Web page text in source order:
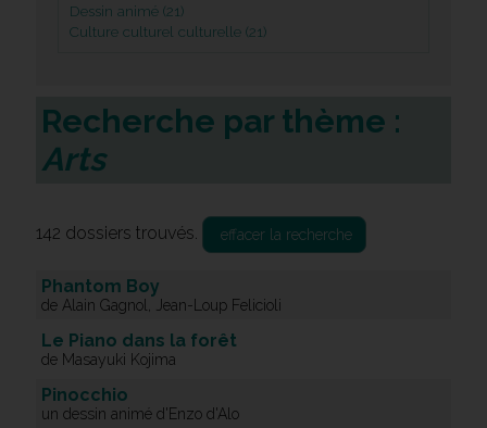
Dessin animé (21)
Culture culturel culturelle (21)
Recherche par thème :
Arts
142 dossiers trouvés. effacer la recherche
Phantom Boy
de Alain Gagnol, Jean-Loup Felicioli
Le Piano dans la forêt
de Masayuki Kojima
Pinocchio
un dessin animé d'Enzo d'Alo